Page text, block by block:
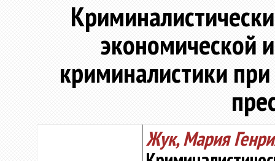
экономической
криминалистики
Жук, Мария